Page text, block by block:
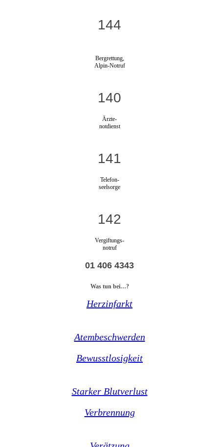
144
Bergrettung,
Alpin-Notruf
140
Ärzte-
notdienst
141
Telefon-
seelsorge
142
Vergiftungs-
notruf
01 406 4343
Was tun bei…?
Herzinfarkt
Atembeschwerden
Bewusstlosigkeit
Starker Blutverlust
Verbrennung